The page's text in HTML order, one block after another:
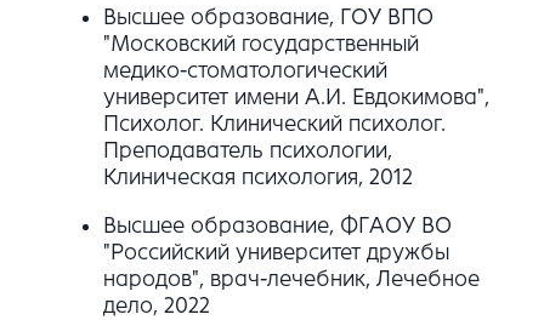
Высшее образование, ГОУ ВПО
"Московский государственный
медико-стоматологический
университет имени А.И. Евдокимова",
Психолог. Клинический психолог.
Преподаватель психологии,
Клиническая психология, 2012
Высшее образование, ФГАОУ ВО
"Российский университет дружбы
народов", врач-лечебник, Лечебное
дело, 2022